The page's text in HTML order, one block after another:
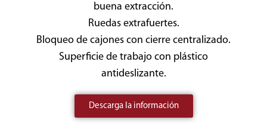
buena extracción.
Ruedas extrafuertes.
Bloqueo de cajones con cierre centralizado.
Superficie de trabajo con plástico
antideslizante.
Descarga la información